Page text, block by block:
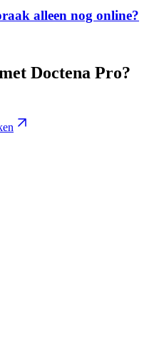
alleen nog online?
Doctena Pro?